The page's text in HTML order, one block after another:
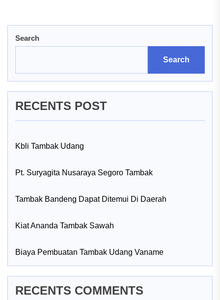
Search
Search
RECENTS POST
Kbli Tambak Udang
Pt. Suryagita Nusaraya Segoro Tambak
Tambak Bandeng Dapat Ditemui Di Daerah
Kiat Ananda Tambak Sawah
Biaya Pembuatan Tambak Udang Vaname
RECENTS COMMENTS